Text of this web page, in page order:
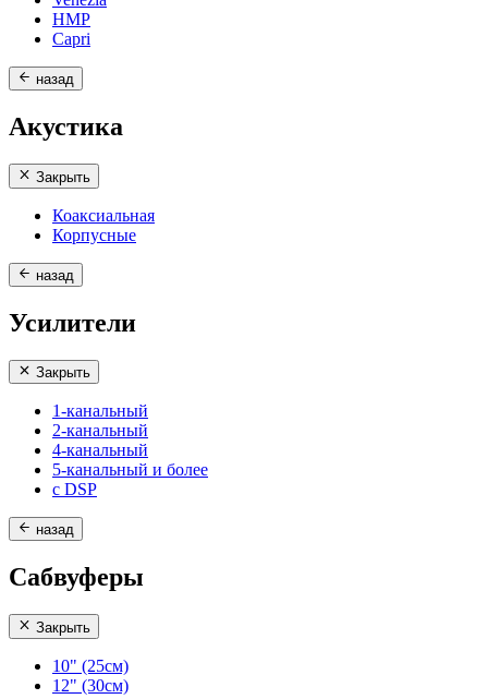
HMP
Capri
назад
Акустика
Закрыть
Коаксиальная
Корпусные
назад
Усилители
Закрыть
1-канальный
2-канальный
4-канальный
5-канальный и более
с DSP
назад
Сабвуферы
Закрыть
10" (25см)
12" (30см)